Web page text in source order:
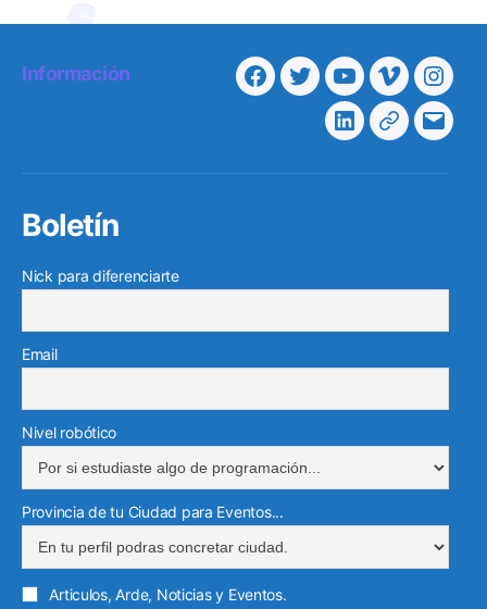
Información
Facebook
TwitterYoutubeVimeo
LinkedinTelegram
Boletín
Nick para diferenciarte
Email
Nivel robótico
Provincia de tu Ciudad para Eventos...
Articulos, Arde, Noticias y Eventos.